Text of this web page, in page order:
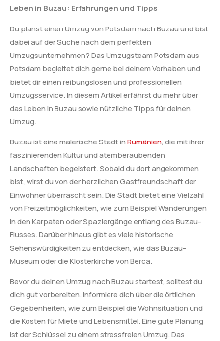
Leben in Buzau: Erfahrungen und Tipps
Du planst einen Umzug von Potsdam nach Buzau und bist
dabei auf der Suche nach dem perfekten
Umzugsunternehmen? Das Umzugsteam Potsdam aus
Potsdam begleitet dich gerne bei deinem Vorhaben und
bietet dir einen reibungslosen und professionellen
Umzugsservice. In diesem Artikel erfährst du mehr über
das Leben in Buzau sowie nützliche Tipps für deinen
Umzug.
Buzau ist eine malerische Stadt inRumänien, die mit ihrer
faszinierenden Kultur und atemberaubenden
Landschaften begeistert. Sobald du dort angekommen
bist, wirst du von der herzlichen Gastfreundschaft der
Einwohner überrascht sein. Die Stadt bietet eine Vielzahl
von Freizeitmöglichkeiten, wie zum Beispiel Wanderungen
in den Karpaten oder Spaziergänge entlang des Buzau-
Flusses. Darüber hinaus gibt es viele historische
Sehenswürdigkeiten zu entdecken, wie das Buzau-
Museum oder die Klosterkirche von Berca.
Bevor du deinen Umzug nach Buzau startest, solltest du
dich gut vorbereiten. Informiere dich über die örtlichen
Gegebenheiten, wie zum Beispiel die Wohnsituation und
die Kosten für Miete und Lebensmittel. Eine gute Planung
ist der Schlüssel zu einem stressfreien Umzug. Das